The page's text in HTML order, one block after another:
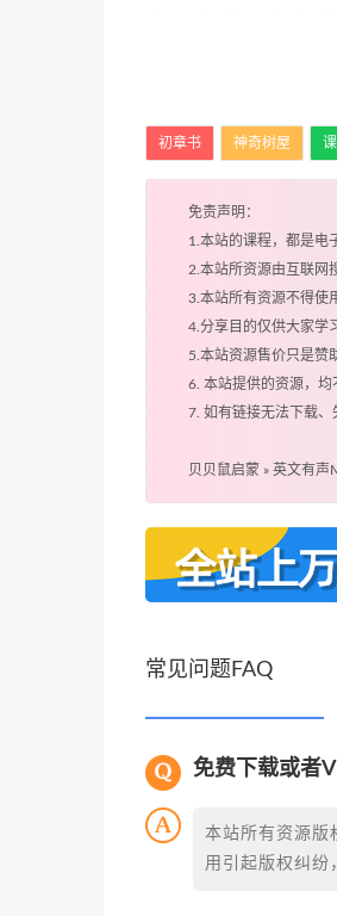
初章书 神奇树屋
免责声明：
1.本站的课程，都是电
2.本站所资源由互联网
3.本站所有资源不得使
4.分享目的仅供大家学
5.本站资源售价只是赞
6. 本站提供的资源，均
7. 如有链接无法下载、
贝贝鼠启蒙 » 英文有声
常见问题FAQ
免费下载或者
本站所有资源版
用引起版权纠纷